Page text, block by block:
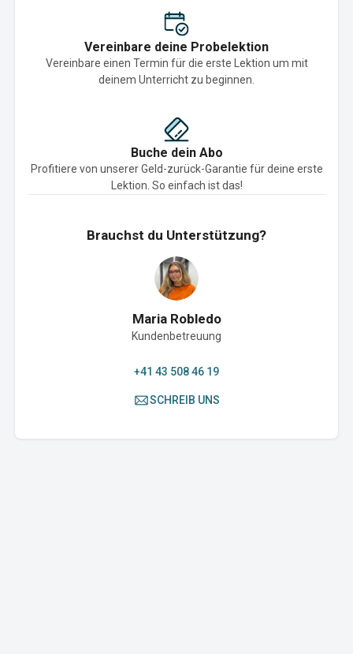
Vereinbare deine Probelektion
Vereinbare einen Termin für die erste Lektion um mit
deinem Unterricht zu beginnen.
Buche dein Abo
Profitiere von unserer Geld-zurück-Garantie für deine erste
Lektion. So einfach ist das!
Brauchst du Unterstützung?
Maria Robledo
Kundenbetreuung
+41 43 508 46 19
SCHREIB UNS